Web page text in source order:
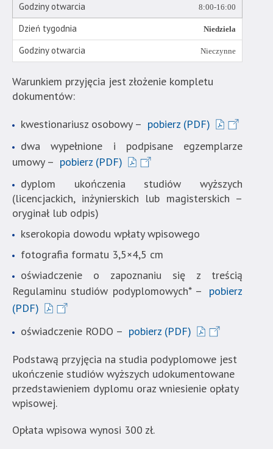
8:00-16:00
Niedziela
Nieczynne
Warunkiem przyjęcia jest złożenie kompletu
dokumentów:
kwestionariusz osobowy – pobierz (PDF)
dwa wypełnione i podpisane egzemplarze
umowy – pobierz (PDF)
dyplom ukończenia studiów wyższych
(licencjackich, inżynierskich lub magisterskich –
oryginał lub odpis)
kserokopia dowodu wpłaty wpisowego
fotografia formatu 3,5×4,5 cm
oświadczenie o zapoznaniu się z treścią
Regulaminu studiów podyplomowych* –
pobierz
(PDF)
oświadczenie RODO – pobierz (PDF)
Podstawą przyjęcia na studia podyplomowe jest
ukończenie studiów wyższych udokumentowane
przedstawieniem dyplomu oraz wniesienie opłaty
wpisowej.
Opłata wpisowa wynosi 300 zł.